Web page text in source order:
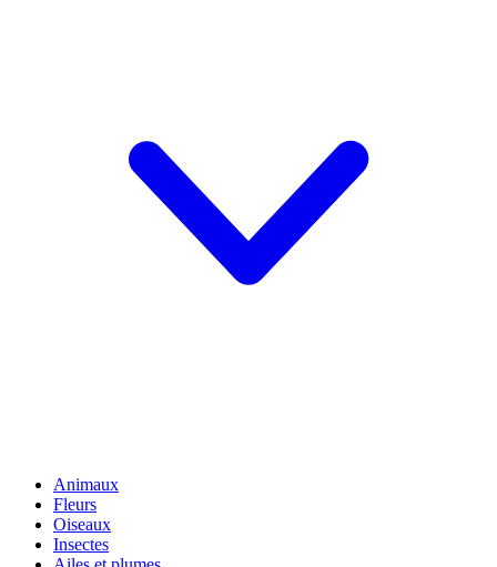
Animaux
Fleurs
Oiseaux
Insectes